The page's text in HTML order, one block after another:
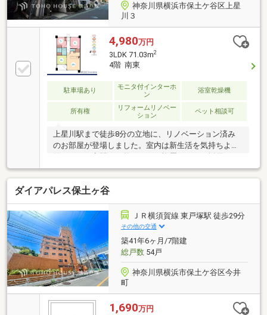
神奈川県横浜市保土ケ谷区上星
川３
4,980万円
3LDK 71.03m2
4階 南東
駐車場あり
モニタ付インターホ
ン
浴室乾燥機
所有権
リフォームリノベー
ション
ペット相談可
上星川駅まで徒歩8分の立地に、リノベーション済み
のお部屋が登場しました。室内は新生活を気持ちよく
住まいです。平置き駐車場があるため、お車をご利用
の方にもご検討いただきやすい住まいです。ぜひ現地
で室内の雰囲気や周辺環境とあわせてご覧ください♪■
上星川駅徒歩8分で通勤・通学にも便利な立地です♪■
リノベーション済みのため、新生活をスムーズに始め
られます♪■複層サッシ採用で、室内環境にも配慮され
た住まいです♪■平置き駐車場があり、お車をお持ちの
方にもご検討いただけます♪■室内の使い勝手や住環境
を、ぜひ現地でご体感ください♪【お問い合わせは【
ダイアパレス保土ヶ谷
ＪＲ横須賀線 東戸塚駅 徒歩29分
その他の交通
築41年6ヶ月/7階建
総戸数54戸
神奈川県横浜市保土ケ谷区今井
町
1,690万円